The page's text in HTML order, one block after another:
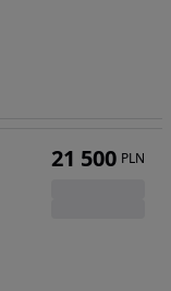
21 500 PLN